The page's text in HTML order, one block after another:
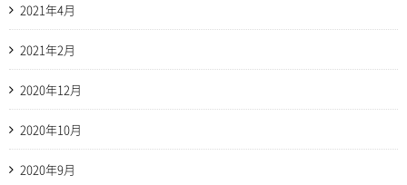
2021年4月
2021年2月
2020年12月
2020年10月
2020年9月